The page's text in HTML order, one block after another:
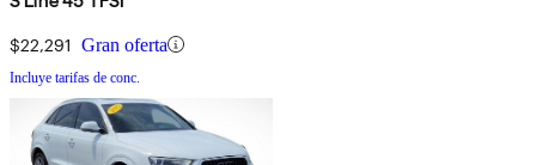
$22,291 Gran oferta
Incluye tarifas de conc.